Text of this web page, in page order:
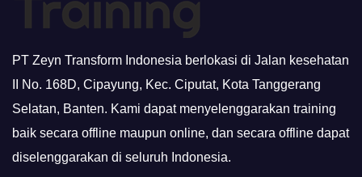
PT Zeyn Transform Indonesia berlokasi di Jalan kesehatan
II No. 168D, Cipayung, Kec. Ciputat, Kota Tanggerang
Selatan, Banten. Kami dapat menyelenggarakan training
baik secara offline maupun online, dan secara offline dapat
diselenggarakan di seluruh Indonesia.